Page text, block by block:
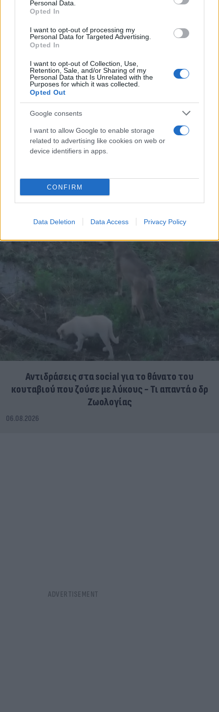
Personal Data.
Opted In
I want to opt-out of processing my
Personal Data for Targeted Advertising.
Opted In
I want to opt-out of Collection, Use,
Retention, Sale, and/or Sharing of my
Personal Data that Is Unrelated with the
Purposes for which it was collected.
Opted Out
Google consents
I want to allow Google to enable storage
related to advertising like cookies on web or
device identifiers in apps.
CONFIRM
Data Deletion Data Access Privacy Policy
Κυψέλη: «Αφιέρωσε τη ζωή της σε όσους είχαν
ανάγκη», για πρώτη φορά μιλά η οικογένεια της
Βρετανίδας
Αντιδράσεις στα social για το θάνατο του
κουταβιού που ζούσε με λύκους - Τι απαντά ο δρ
Ζωολογίας
06.08.2026